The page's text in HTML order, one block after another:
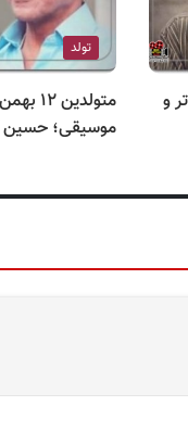
و
تولد
موسیقی؛ حسین